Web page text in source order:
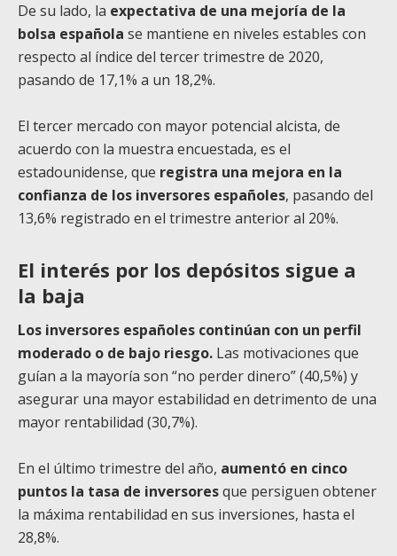
De su lado, la expectativa de una mejoría de la
bolsa española se mantiene en niveles estables con
respecto al índice del tercer trimestre de 2020,
pasando de 17,1% a un 18,2%.
El tercer mercado con mayor potencial alcista, de
acuerdo con la muestra encuestada, es el
estadounidense, que registra una mejora en la
confianza de los inversores españoles, pasando del
13,6% registrado en el trimestre anterior al 20%.
El interés por los depósitos sigue a
la baja
Los inversores españoles continúan con un perfil
moderado o de bajo riesgo. Las motivaciones que
guían a la mayoría son “no perder dinero” (40,5%) y
asegurar una mayor estabilidad en detrimento de una
mayor rentabilidad (30,7%).
En el último trimestre del año, aumentó en cinco
puntos la tasa de inversoresque persiguen obtener
la máxima rentabilidad en sus inversiones, hasta el
28,8%.